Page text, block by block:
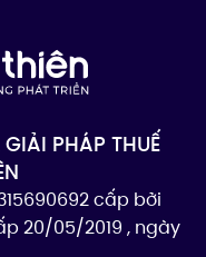
PHÁP THUẾ
cấp bởi
20/05/2019 , ngày